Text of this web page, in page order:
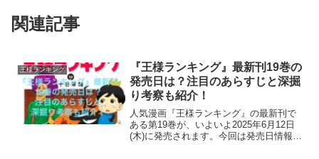
関連記事
王様ランキング
『王様ランキング』最新刊19巻の
発売日は？注目のあらすじと深掘
り考察も紹介！
人気漫画『王様ランキング』の最新刊で
ある第19巻が、いよいよ2025年6月12日
(木)に発売されます。今回は発売日情報だ